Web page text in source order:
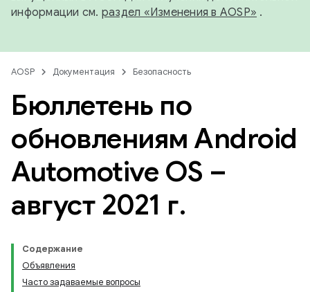
информации см. раздел «Изменения в AOSP» .
AOSP Документация Безопасность
Бюллетень по
обновлениям Android
Automotive OS –
август 2021 г.
Содержание
Объявления
Часто задаваемые вопросы